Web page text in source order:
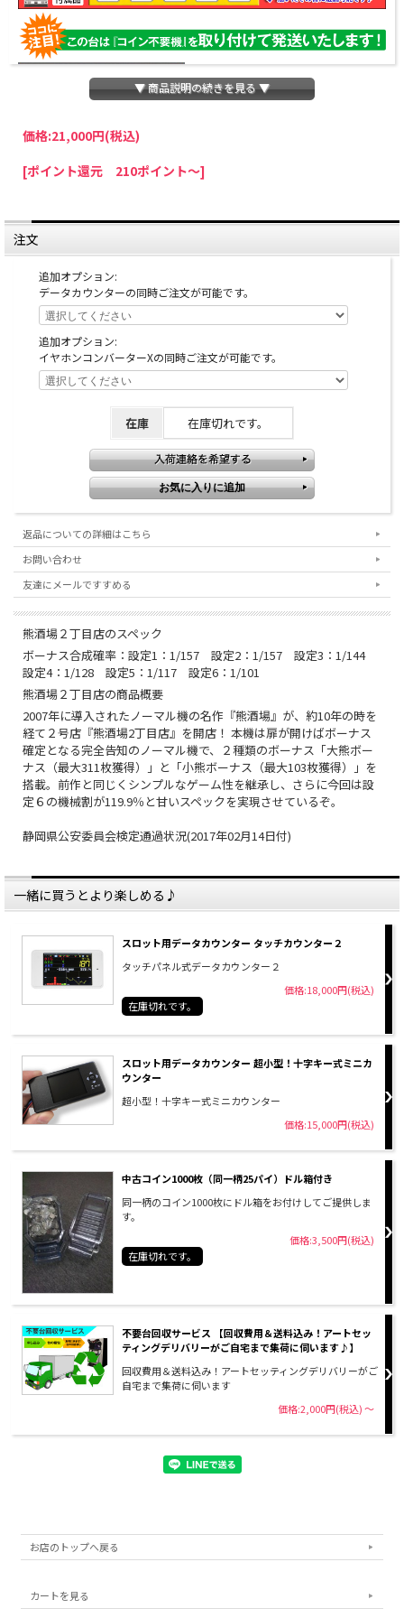
パチスロわっしょいでは、全ての台に「コイン不要機」を無料で取り付けて発送さ
せていただいております。コイン不要機をご利用になられますと、コインが必要な
ていただきましたら、ご注文価格より2000円引きいたします。
※在庫切れの台でも入荷している場合がありますので、電話かメールにてお問い合
わせ下さい。
▼ 商品説明の続きを見る ▼
価格:21,000円(税込)
[ポイント還元 210ポイント～]
注文
追加オプション:
データカウンターの同時ご注文が可能です。
追加オプション:
イヤホンコンバーターXの同時ご注文が可能です。
在庫 在庫切れです。
返品についての詳細はこちら
お問い合わせ
友達にメールですすめる
熊酒場２丁目店のスペック
ボーナス合成確率：設定1：1/157 設定2：1/157 設定3：1/144
設定4：1/128 設定5：1/117 設定6：1/101
熊酒場２丁目店の商品概要
2007年に導入されたノーマル機の名作『熊酒場』が、約10年の時を
経て２号店『熊酒場2丁目店』を開店！ 本機は扉が開けばボーナス
確定となる完全告知のノーマル機で、２種類のボーナス「大熊ボー
ナス（最大311枚獲得）」と「小熊ボーナス（最大103枚獲得）」を
搭載。前作と同じくシンプルなゲーム性を継承し、さらに今回は設
定６の機械割が119.9％と甘いスペックを実現させているぞ。
静岡県公安委員会検定通過状況(2017年02月14日付)
一緒に買うとより楽しめる♪
スロット用データカウンター タッチカウンター２
タッチパネル式データカウンター２
価格:18,000円(税込)
在庫切れです。
スロット用データカウンター 超小型！十字キー式ミニカ
ウンター
超小型！十字キー式ミニカウンター
価格:15,000円(税込)
中古コイン1000枚（同一柄25パイ）ドル箱付き
同一柄のコイン1000枚にドル箱をお付けしてご提供しま
す。
価格:3,500円(税込)
在庫切れです。
不要台回収サービス 【回収費用＆送料込み！アートセッ
ティングデリバリーがご自宅まで集荷に伺います♪】
回収費用＆送料込み！アートセッティングデリバリーがご
自宅まで集荷に伺います
価格:2,000円(税込)～
お店のトップへ戻る
カートを見る